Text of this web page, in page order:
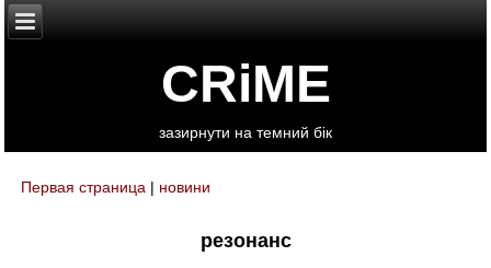
CRiME
зазирнути на темний бік
You are here
Первая страница | новини
резонанс